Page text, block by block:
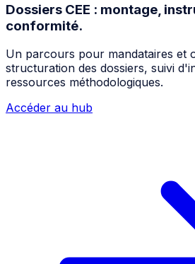
Dossiers CEE : montage,
conformité.
Un parcours pour mandataires et
structuration des dossiers, suivi
ressources méthodologiques.
Accéder au hub